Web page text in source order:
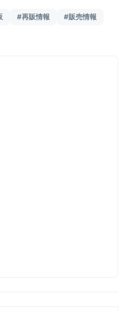
#再販情報
#販売情報